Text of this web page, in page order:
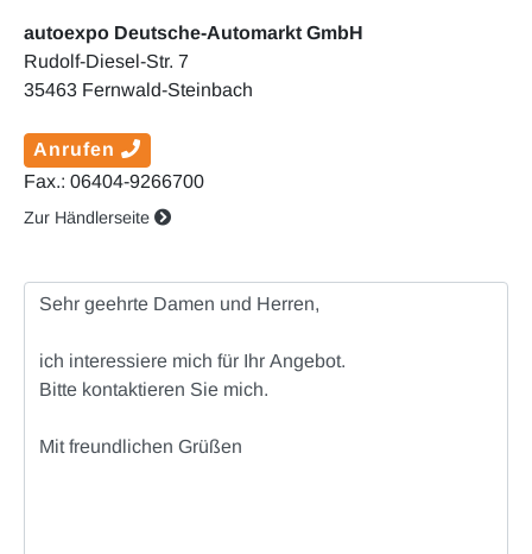
autoexpo Deutsche-Automarkt GmbH
Rudolf-Diesel-Str. 7
35463 Fernwald-Steinbach
Anrufen
Fax.: 06404-9266700
Zur Händlerseite